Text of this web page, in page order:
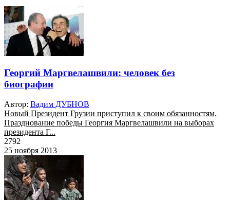
Георгий Маргвелашвили: человек без
биографии
Автор: Вадим ДУБНОВ
Новый Президент Грузии приступил к своим обязанностям.
Празднование победы Георгия Маргвелашвили на выборах
президента Г...
2792
25 ноября 2013